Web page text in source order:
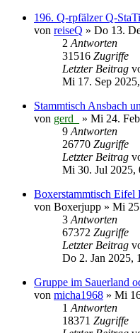
196. Q-rpfälzer Q-
von reiseQ » Do 13.
2 Antworten
31516 Zugriffe
Letzter Beitrag
Mi 17. Sep
Stammtisch Ansbach
von gerd_ » Mi 24.
9 Antworten
26770 Zugriffe
Letzter Beitrag
Mi 30. Jul 2025,
Boxerstammtisch
von Boxerjupp » Mi
3 Antworten
67372 Zugriffe
Letzter Beitrag
Do 2. Jan 2025,
Gruppe im Sauerland
von micha1968 » Mi
1 Antworten
18371 Zugriffe